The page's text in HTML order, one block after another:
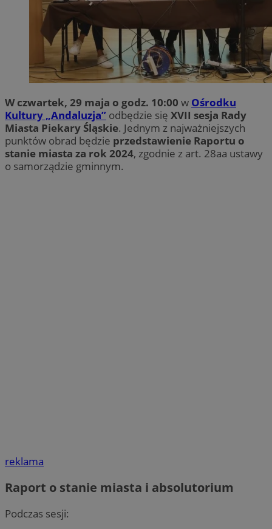
W czwartek, 29 maja o godz. 10:00 w Ośrodku
Kultury „Andaluzja” odbędzie się XVII sesja Rady
Miasta Piekary Śląskie. Jednym z najważniejszych
punktów obrad będzie przedstawienie Raportu o
stanie miasta za rok 2024, zgodnie z art. 28aa ustawy
o samorządzie gminnym.
reklama
Raport o stanie miasta i absolutorium
Podczas sesji: